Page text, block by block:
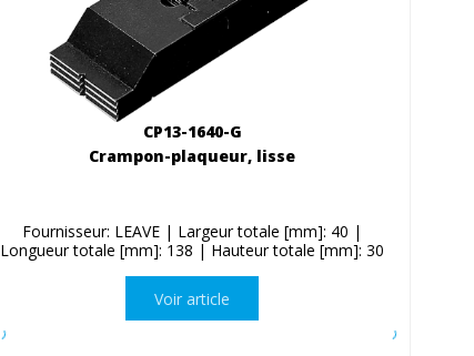
CP13-1640-G
Crampon-plaqueur, lisse
Fournisseur: LEAVE | Largeur totale [mm]: 40 |
Longueur totale [mm]: 138 | Hauteur totale [mm]: 30
Voir article